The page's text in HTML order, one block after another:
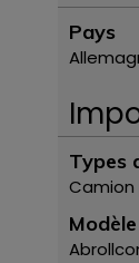
Pays
Types
Camion
Modèle